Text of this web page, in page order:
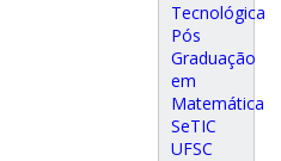
Tecnológica
Pós
Graduação
em
Matemática
SeTIC
UFSC